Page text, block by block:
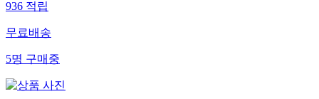
936적립
무료배송
5명구매중